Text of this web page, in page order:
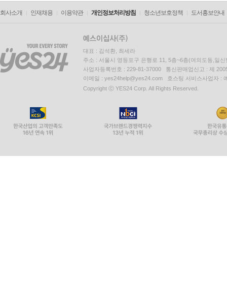
회사소개 인재채용 이용약관 개인정보처리방침 청소년보호정책 도서홍보안내
대표 : 김석환, 최세라
주소 : 서울시 영등포구 은행로 11, 5층~6층(여의도동,일신
사업자등록번호 : 229-81-37000 통신판매업신고 : 제
이메일 : yes24help@yes24.com 호스팅 서비스사업자 :
Copyright ⓒ YES24 Corp. All Rights Reserved.